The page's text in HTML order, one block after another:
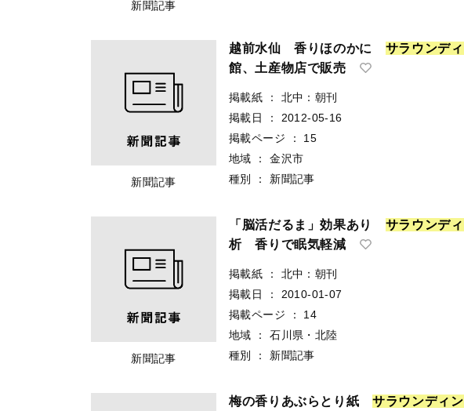
新聞記事
新聞記事
越前水仙 香りほのかに サラ ウ ンディ
館、土産物店で販売
掲載紙 ：
北中：朝刊
掲載日
：
2012-05-16
掲載ページ
：
15
地域
：
金沢市
種別
： 新聞記事
新聞記事
「脳活だるま」効果あり サラ ウ ンディ
析 香りで眠気軽減
掲載紙 ：
北中：朝刊
掲載日
：
2010-01-07
掲載ページ
：
14
地域
：
石川県・北陸
種別
： 新聞記事
梅の香りあぶらとり紙サラ ウ ンディ ン